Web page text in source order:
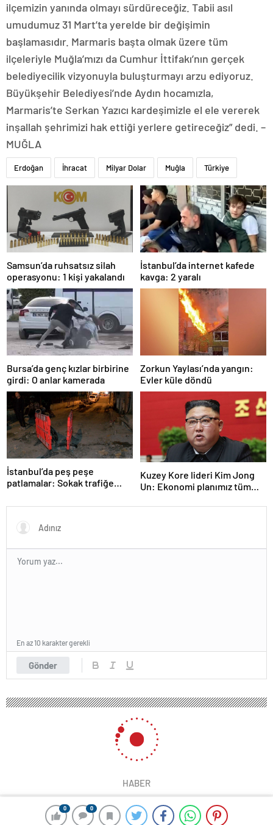
0 0
ilçemizin yanında olmayı sürdüreceğiz. Tabii asıl
umudumuz 31 Mart’ta yerelde bir değişimin
başlamasıdır. Marmaris başta olmak üzere tüm
ilçeleriyle Muğla’mızı da Cumhur İttifakı’nın gerçek
belediyecilik vizyonuyla buluşturmayı arzu ediyoruz.
Büyükşehir Belediyesi’nde Aydın hocamızla,
Marmaris’te Serkan Yazıcı kardeşimizle el ele vererek
inşallah şehrimizi hak ettiği yerlere getireceğiz” dedi. –
MUĞLA
Erdoğan İhracat Milyar Dolar Muğla Türkiye
Samsun’da ruhsatsız silah
operasyonu: 1 kişi yakalandı
İstanbul’da internet kafede
kavga: 2 yaralı
Bursa’da genç kızlar birbirine
girdi: O anlar kamerada
Zorkun Yaylası’nda yangın:
Evler küle döndü
İstanbul’da peş peşe
patlamalar: Sokak trafiğe
Kuzey Kore lideri Kim Jong
Un: Ekonomi planımız tüm
Gönder
En az 10 karakter gerekli
HABER